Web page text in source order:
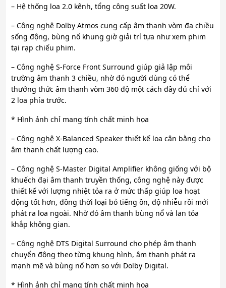
– Hệ thống loa 2.0 kênh, tổng công suất loa 20W.
– Công nghệ Dolby Atmos cung cấp âm thanh vòm đa chiều
sống động, bùng nổ khung giờ giải trí tựa như xem phim
tại rạp chiếu phim.
– Công nghệ S-Force Front Surround giúp giả lập môi
trường âm thanh 3 chiều, nhờ đó người dùng có thể
thưởng thức âm thanh vòm 360 độ một cách đầy đủ chỉ với
2 loa phía trước.
* Hình ảnh chỉ mang tính chất minh họa
– Công nghệ X-Balanced Speaker thiết kế loa cân bằng cho
âm thanh chất lượng cao.
– Công nghệ S-Master Digital Amplifier không giống với bộ
khuếch đại âm thanh truyền thống, công nghệ này được
thiết kế với lượng nhiệt tỏa ra ở mức thấp giúp loa hoạt
động tốt hơn, đồng thời loại bỏ tiếng ồn, độ nhiễu rồi mới
phát ra loa ngoài. Nhờ đó âm thanh bùng nổ và lan tỏa
khắp không gian.
– Công nghệ DTS Digital Surround cho phép âm thanh
chuyển động theo từng khung hình, âm thanh phát ra
mạnh mẽ và bùng nổ hơn so với Dolby Digital.
* Hình ảnh chỉ mang tính chất minh họa